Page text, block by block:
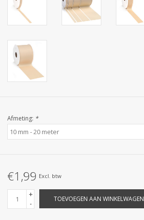
Afmeting: *
€1,99 Excl. btw
+
-
TOEVOEGEN AAN WINKELWAGEN